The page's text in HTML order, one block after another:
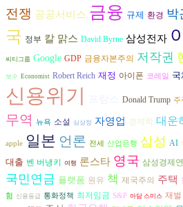
전쟁 공공서비스 금융 규제 환경 박
국 정부 칼 맑스 David Byrne 삼성전자
씨티그룹 Google GDP 금융자본주의 저작권
보수 Economist Robert Reich 재정 아이폰 코레일 국
신용위기 Donald Trump 주
무역
뉴욕 소설 심상정 자영업 경제학 대운
apple 일본 언론 전세 산업은행 삼성 AI
대출 벤 버냉키 여행 론스타 영국 삼성경제
국민연금 플랫폼 원유 책 제국주의 주택
험 신용등급 통화정책 최저임금 S&P 아담 스미스 재벌